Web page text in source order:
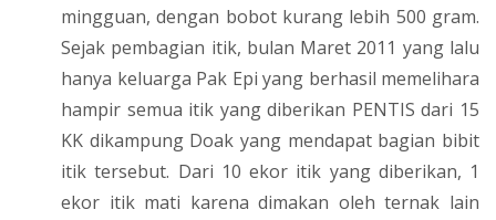
mingguan, dengan bobot kurang lebih 500 gram.
Sejak pembagian itik, bulan Maret 2011 yang lalu
hanya keluarga Pak Epi yang berhasil memelihara
hampir semua itik yang diberikan PENTIS dari 15
KK dikampung Doak yang mendapat bagian bibit
itik tersebut. Dari 10 ekor itik yang diberikan, 1
ekor itik mati karena dimakan oleh ternak lain